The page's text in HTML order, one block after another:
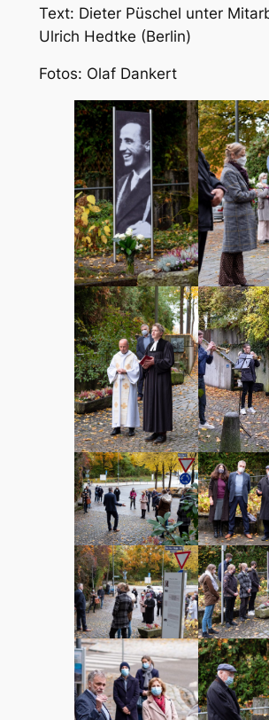
Text: Dieter Püschel unter
Ulrich Hedtke (Berlin)
Fotos: Olaf Dankert